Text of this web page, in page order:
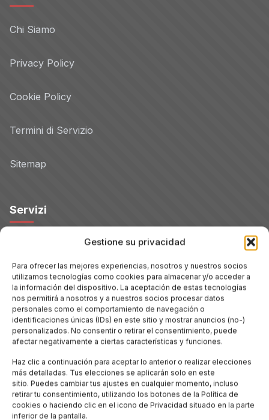
Gestione su privacidad
Para ofrecer las mejores experiencias, nosotros y nuestros socios
utilizamos tecnologías como cookies para almacenar y/o acceder a
la información del dispositivo. La aceptación de estas tecnologías
nos permitirá a nosotros y a nuestros socios procesar datos
personales como el comportamiento de navegación o
identificaciones únicas (IDs) en este sitio y mostrar anuncios (no-)
personalizados. No consentir o retirar el consentimiento, puede
afectar negativamente a ciertas características y funciones.
Haz clic a continuación para aceptar lo anterior o realizar elecciones
más detalladas. Tus elecciones se aplicarán solo en este
sitio. Puedes cambiar tus ajustes en cualquier momento, incluso
retirar tu consentimiento, utilizando los botones de la Política de
cookies o haciendo clic en el icono de Privacidad situado en la parte
inferior de la pantalla.
Chi Siamo
Privacy Policy
Cookie Policy
Termini di Servizio
Sitemap
Servizi
Voli
Noleggio Auto
Tour
Blog
Promo